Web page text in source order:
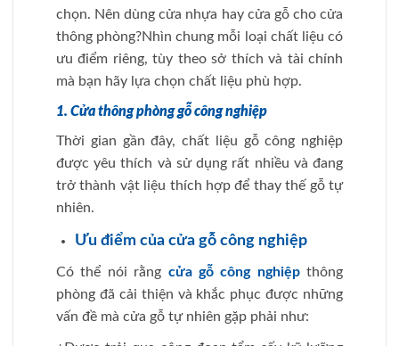
chọn. Nên dùng cửa nhựa hay cửa gỗ cho cửa
thông phòng?Nhìn chung mỗi loại chất liệu có
ưu điểm riêng, tùy theo sở thích và tài chính
mà bạn hãy lựa chọn chất liệu phù hợp.
1. Cửa thông phòng gỗ công nghiệp
Thời gian gần đây, chất liệu gỗ công nghiệp
được yêu thích và sử dụng rất nhiều và đang
trở thành vật liệu thích hợp để thay thế gỗ tự
nhiên.
Ưu điểm của cửa gỗ công nghiệp
Có thể nói rằng cửa gỗ công nghiệpthông
phòng đã cải thiện và khắc phục được những
vấn đề mà cửa gỗ tự nhiên gặp phải như: